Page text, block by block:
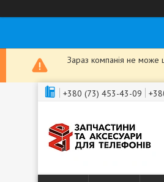
Зараз компанія не може
+380 (73) 453-43-09